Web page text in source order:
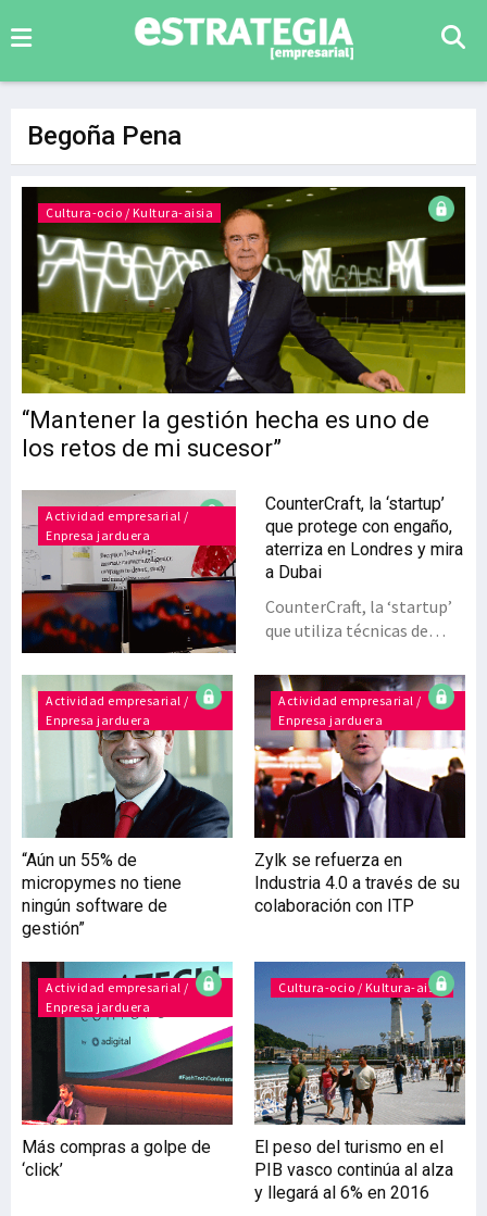
Begoña Pena
“Mantener la gestión hecha es uno de
los retos de mi sucesor”
Cultura-ocio / Kultura-aisia
Actividad empresarial /
Enpresa jarduera
CounterCraft, la ‘startup’
que protege con engaño,
aterriza en Londres y mira
a Dubai
CounterCraft, la ‘startup’
que utiliza técnicas de
seguridad digital, ha
desembarcado en Londres
y ha sido seleccionada por
la aceleradora de
seguridad inglesa de los
servicios de defensa del
Reino Unido, GCHQ.
expandirse a Emiratos
Árabes y a Latinoamérica a
lo largo de este año. Fue
cuandos tres jóvenes,
David Barroso (CEO),
Fernando Braquehais
(Software Architect) y Dan
Brett (CMO), provenientes
del mundo de la
ciberseguridad, decidieron
empresarial y pusieron en
marcha CounterCraft, una
compañía formada por 10
Actividad empresarial /
Enpresa jarduera
“Aún un 55% de
micropymes no tiene
ningún software de
gestión”
Actividad empresarial /
Enpresa jarduera
Zylk se refuerza en
Industria 4.0 a través de su
colaboración con ITP
Actividad empresarial /
Enpresa jarduera
Más compras a golpe de
‘click’
Cultura-ocio / Kultura-aisia
El peso del turismo en el
PIB vasco continúa al alza
y llegará al 6% en 2016